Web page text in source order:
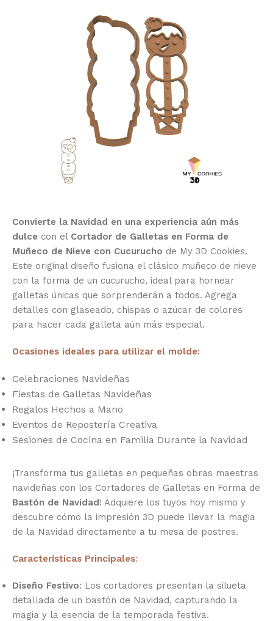
Convierte la Navidad en una experiencia aún más
dulce con el Cortador de Galletas en Forma de
Muñeco de Nieve con Cucurucho de My 3D Cookies.
Este original diseño fusiona el clásico muñeco de nieve
con la forma de un cucurucho, ideal para hornear
galletas únicas que sorprenderán a todos. Agrega
detalles con glaseado, chispas o azúcar de colores
para hacer cada galleta aún más especial.
Ocasiones ideales para utilizar el molde:
Celebraciones Navideñas
Fiestas de Galletas Navideñas
Regalos Hechos a Mano
Eventos de Repostería Creativa
Sesiones de Cocina en Familia Durante la Navidad
¡Transforma tus galletas en pequeñas obras maestras
navideñas con los Cortadores de Galletas en Forma de
Bastón de Navidad! Adquiere los tuyos hoy mismo y
descubre cómo la impresión 3D puede llevar la magia
de la Navidad directamente a tu mesa de postres.
Características Principales:
Diseño Festivo: Los cortadores presentan la silueta
detallada de un bastón de Navidad, capturando la
magia y la esencia de la temporada festiva.